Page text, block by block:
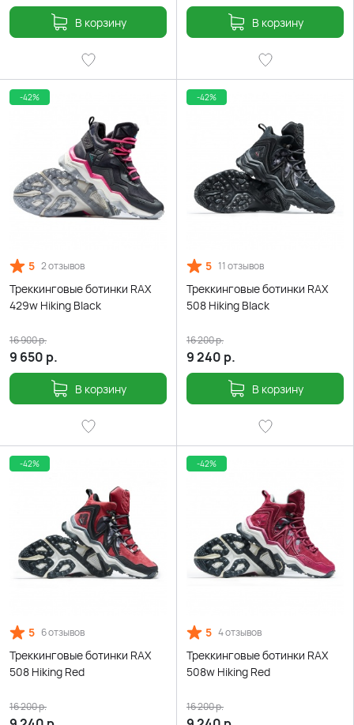
В корзину В корзину
-42%
5 2 отзывов
Треккинговые ботинки RAX
429w Hiking Black
9 650 р.
16 900р.
В корзину
-42%
5 11 отзывов
Треккинговые ботинки RAX
508 Hiking Black
9 240 р.
16 200р.
В корзину
-42%
5 6 отзывов
Треккинговые ботинки RAX
508 Hiking Red
16 200р.
-42%
5 4 отзывов
Треккинговые ботинки RAX
508w Hiking Red
16 200р.